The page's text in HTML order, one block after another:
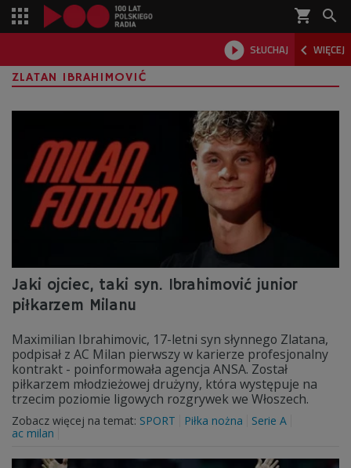
shopping_cart 
 SŁUCHAJ  WIĘCEJ

ZLATAN IBRAHIMOVIĆ
Jaki ojciec, taki syn. Ibrahimović junior
piłkarzem Milanu
Maximilian Ibrahimovic, 17-letni syn słynnego Zlatana,
podpisał z AC Milan pierwszy w karierze profesjonalny
kontrakt - poinformowała agencja ANSA. Został
piłkarzem młodzieżowej drużyny, która występuje na
trzecim poziomie ligowych rozgrywek we Włoszech.
Zobacz więcej na temat: SPORT Piłka nożna
Serie A
ac milan